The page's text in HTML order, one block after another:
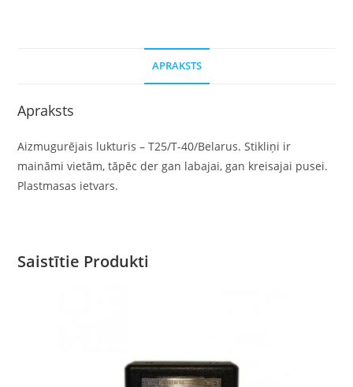
APRAKSTS
Apraksts
Aizmugurējais lukturis – T25/T-40/Belarus. Stikliņi ir
maināmi vietām, tāpēc der gan labajai, gan kreisajai pusei.
Plastmasas ietvars.
Saistītie Produkti